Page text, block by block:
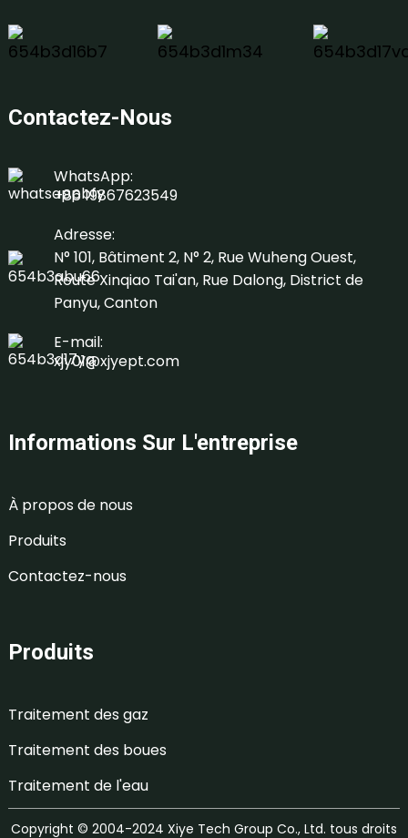
Contactez-Nous
WhatsApp:
+86 19867623549
Adresse:
N° 101, Bâtiment 2, N° 2, Rue Wuheng Ouest,
Route Xinqiao Tai'an, Rue Dalong, District de
Panyu, Canton
E-mail:
xjy01@xjyept.com
Informations Sur L'entreprise
À propos de nous
Produits
Contactez-nous
Produits
Traitement des gaz
Traitement des boues
Traitement de l'eau
Copyright © 2004-2024 Xiye Tech Group Co., Ltd. tous droits